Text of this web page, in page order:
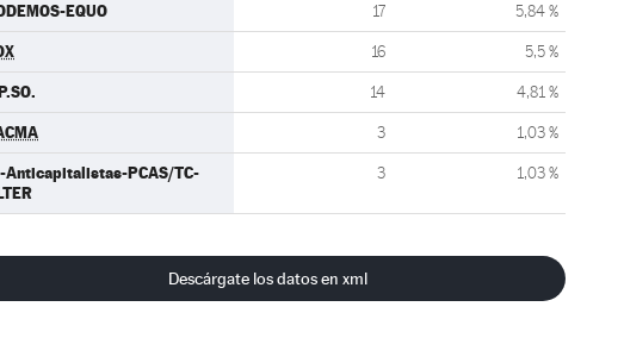
EQUO 17 5,84 %
16 5,5 %
14 4,81 %
3 1,03 %
Anticapitalistas-PCAS/TC-
3 1,03 %
Descárgate los datos en xml